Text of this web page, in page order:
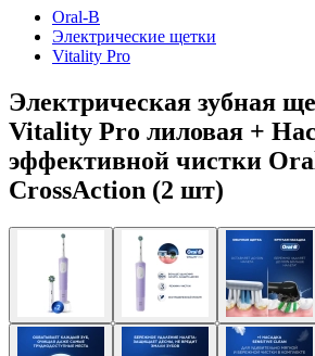
Oral-B
Электрические щетки
Vitality Pro
Электрическая зубная
Vitality Pro лиловая +
эффективной чистки
CrossAction (2 шт)